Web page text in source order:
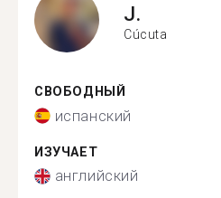
J.
Cúcuta
СВОБОДНЫЙ
испанский
ИЗУЧАЕТ
английский